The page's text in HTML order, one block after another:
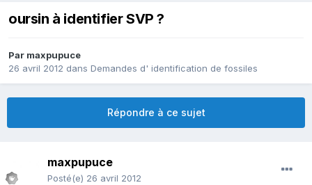
oursin à identifier SVP ?
Par maxpupuce
26 avril 2012 dans Demandes d' identification de fossiles
Répondre à ce sujet
maxpupuce
Posté(e) 26 avril 2012